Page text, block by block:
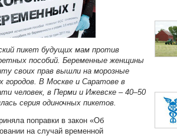
пикет будущих мам против
пособий. Беременные женщины
своих прав вышли на морозные
городов. В Москве и Саратове в
человек, в Перми и Ижевске – 40–50
серия одиночных пикетов.
поправки в закон «Об
на случай временной